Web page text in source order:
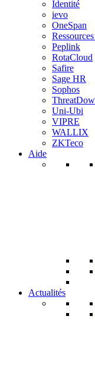
Identité
ievo
OneSpan
Peplink
RotaCloud
Safire
Sage HR
Sophos
Uni-Ubi
VIPRE
WALLIX
ZKTeco
Aide
Actualités